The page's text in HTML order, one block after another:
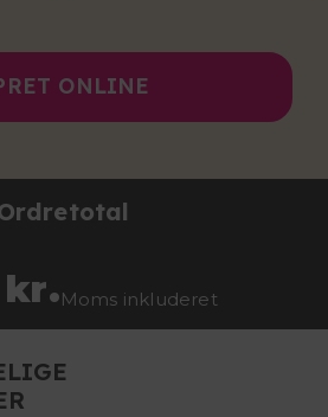
ONLINE
kr.Moms inkluderet